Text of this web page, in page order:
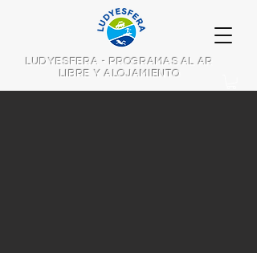
LUDYESFERA - PROGRAMAS AL AR
LIBRE Y ALOJAMIENTO